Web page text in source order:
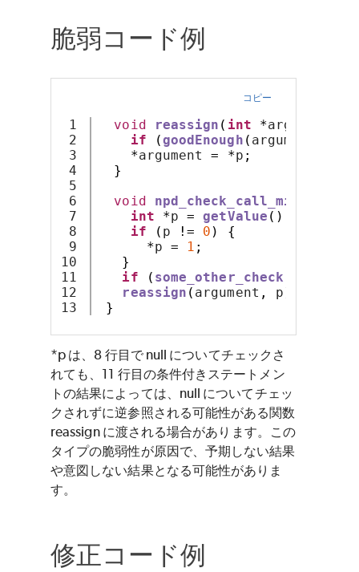
脆弱コード例
コピー
1
2
3
4
5
6
7
8
9
10
11
12
void reassign ( int *argument
if
(goodEnough ( argument
*argument = *p ;
}
void
npd_check_call_might
int
*p = getValue ();
if
( p != 0 )
{
*p = 1 ;
}
if
( some_other_check
reassign ( argument , p
}
*p は、8 行目で null についてチェックさ
れても、11 行目の条件付きステートメン
トの結果によっては、null についてチェッ
クされずに逆参照される可能性がある関数
reassign に渡される場合があります。この
タイプの脆弱性が原因で、予期しない結果
や意図しない結果となる可能性がありま
す。
修正コード例